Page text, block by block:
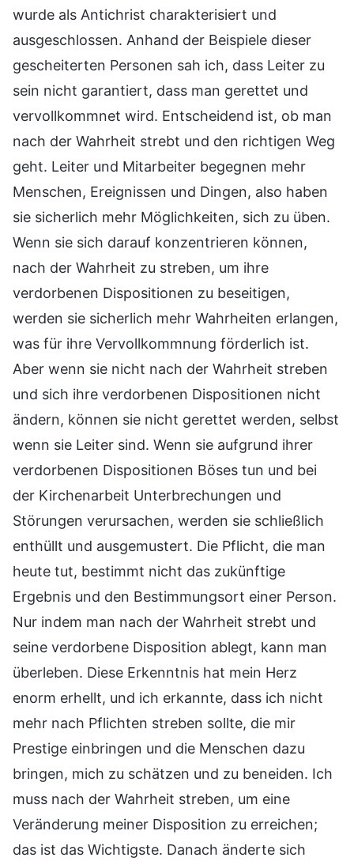
wurde als Antichrist charakterisiert und
ausgeschlossen. Anhand der Beispiele dieser
gescheiterten Personen sah ich, dass Leiter zu
sein nicht garantiert, dass man gerettet und
vervollkommnet wird. Entscheidend ist, ob man
nach der Wahrheit strebt und den richtigen Weg
geht. Leiter und Mitarbeiter begegnen mehr
Menschen, Ereignissen und Dingen, also haben
sie sicherlich mehr Möglichkeiten, sich zu üben.
Wenn sie sich darauf konzentrieren können,
nach der Wahrheit zu streben, um ihre
verdorbenen Dispositionen zu beseitigen,
werden sie sicherlich mehr Wahrheiten erlangen,
was für ihre Vervollkommnung förderlich ist.
Aber wenn sie nicht nach der Wahrheit streben
und sich ihre verdorbenen Dispositionen nicht
ändern, können sie nicht gerettet werden, selbst
wenn sie Leiter sind. Wenn sie aufgrund ihrer
verdorbenen Dispositionen Böses tun und bei
der Kirchenarbeit Unterbrechungen und
Störungen verursachen, werden sie schließlich
enthüllt und ausgemustert. Die Pflicht, die man
heute tut, bestimmt nicht das zukünftige
Ergebnis und den Bestimmungsort einer Person.
Nur indem man nach der Wahrheit strebt und
seine verdorbene Disposition ablegt, kann man
überleben. Diese Erkenntnis hat mein Herz
enorm erhellt, und ich erkannte, dass ich nicht
mehr nach Pflichten streben sollte, die mir
Prestige einbringen und die Menschen dazu
bringen, mich zu schätzen und zu beneiden. Ich
muss nach der Wahrheit streben, um eine
Veränderung meiner Disposition zu erreichen;
das ist das Wichtigste. Danach änderte sich